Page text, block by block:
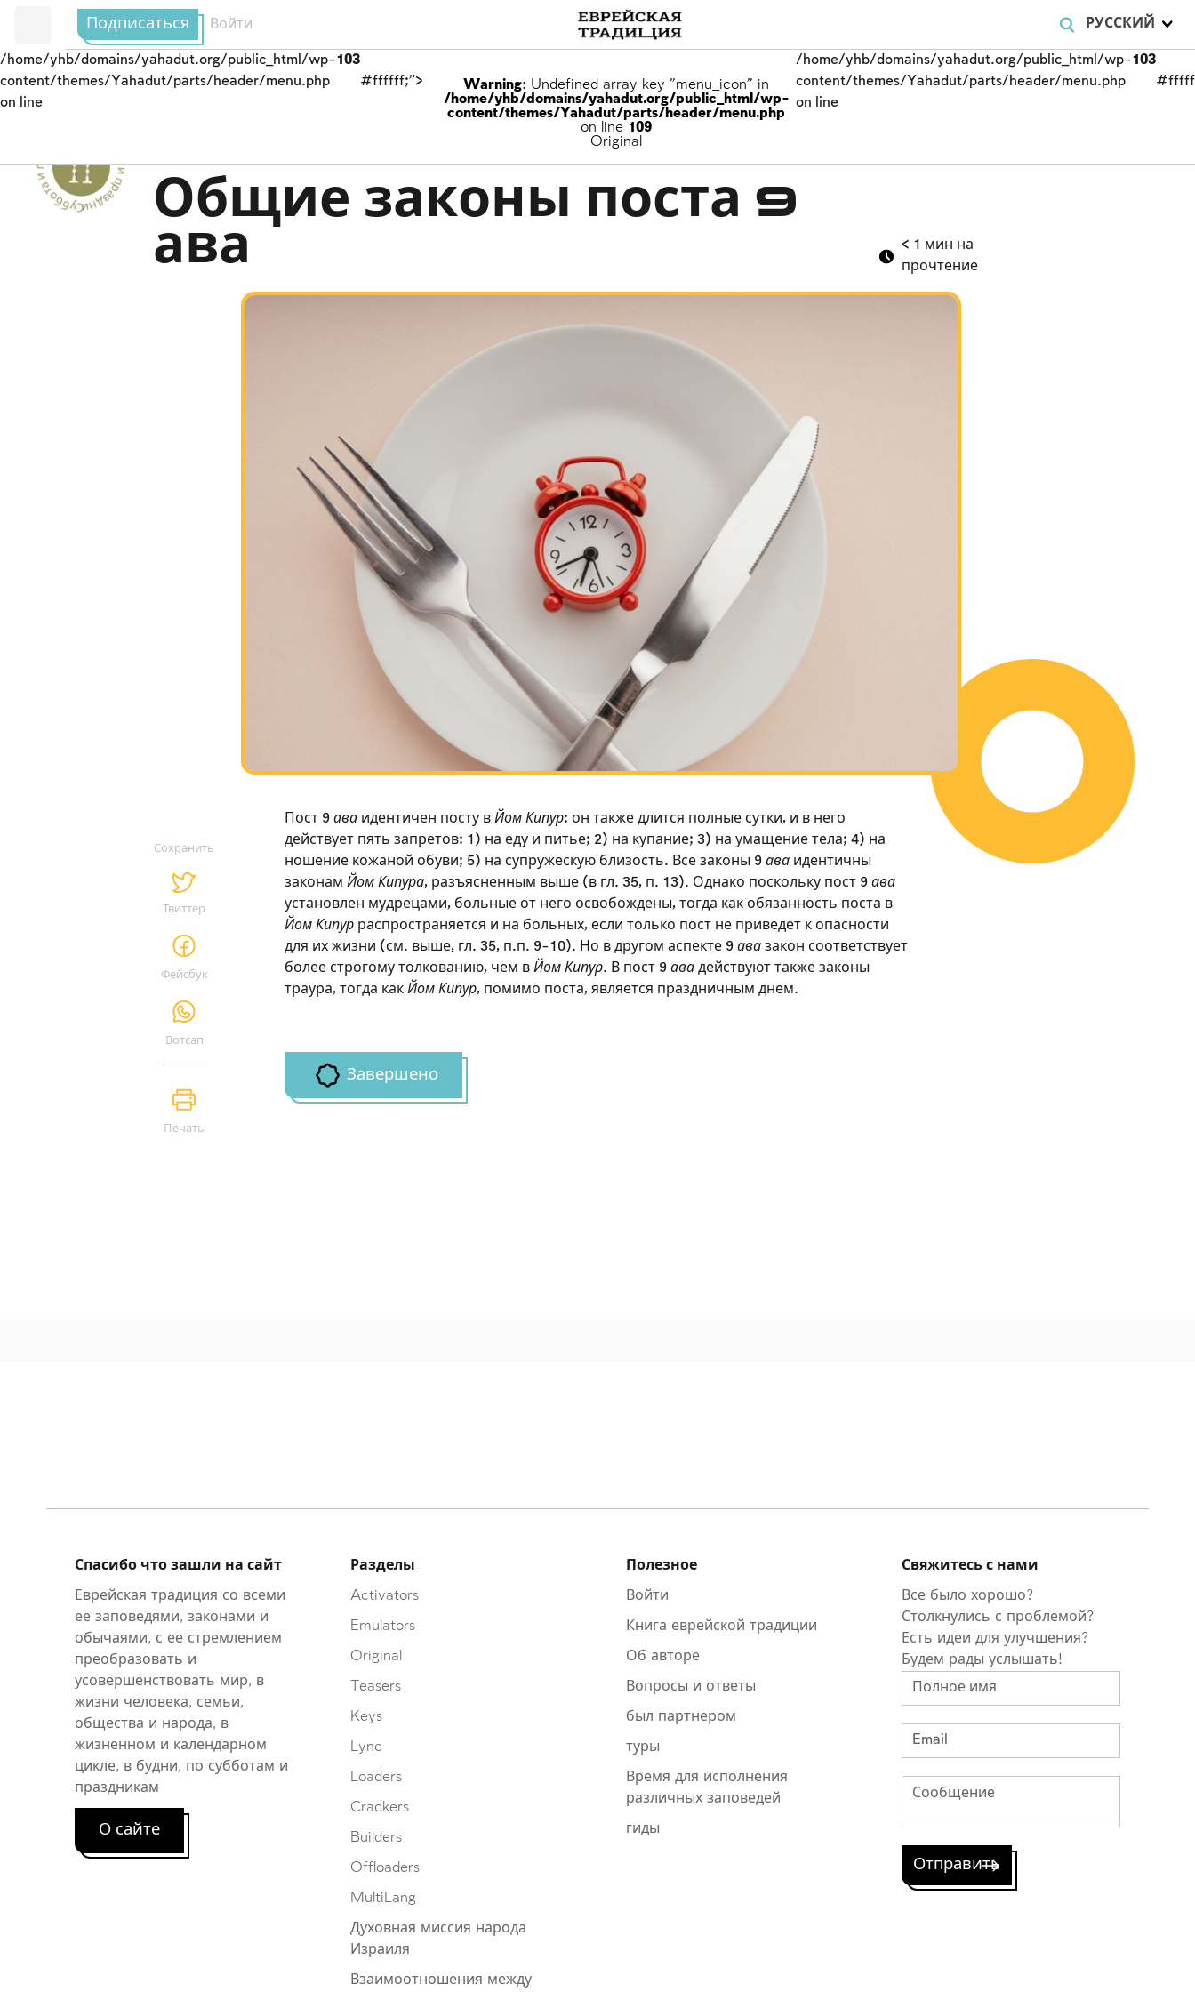
РУССКИЙ
Подписаться Войти
/home/yhb/domains/yahadut.org/public_html/wp-
content/themes/Yahadut/parts/header/menu.php
on line
103
#ffffff;">
Warning: Undefined array key "menu_icon" in
/home/yhb/domains/yahadut.org/public_html/wp-
content/themes/Yahadut/parts/header/menu.php
on line 109
Original
/home/yhb/domains/yahadut.org/public_html/wp-
content/themes/Yahadut/parts/header/menu.php
on line
103
Суббота и праздники - Суббота и праздники -- Общие законы поста 9
ава
< 1 мин на
прочтение
Сохранить
Твиттер
Фейсбук
Вотсап
Печать
Пост 9 аваидентичен посту в Йом Кипур: он также длится полные сутки, и в него
действует пять запретов: 1) на еду и питье; 2) на купание; 3) на умащение тела; 4) на
ношение кожаной обуви; 5) на супружескую близость. Все законы 9 аваидентичны
законам Йом Кипура, разъясненным выше (в гл. 35, п. 13). Однако поскольку пост 9 ава
установлен мудрецами, больные от него освобождены, тогда как обязанность поста в
Йом Кипурраспространяется и на больных, если только пост не приведет к опасности
для их жизни (см. выше, гл. 35, п.п. 9-10). Но в другом аспекте 9 авазакон соответствует
более строгому толкованию, чем в Йом Кипур. В пост 9 авадействуют также законы
траура, тогда как Йом Кипур, помимо поста, является праздничным днем.
ЗавершеноЗарегистрироваться на
сайте
Свяжитесь с нами
Все было хорошо?
Столкнулись с проблемой?
Есть идеи для улучшения?
Будем рады услышать!
Полезное
Войти
Книга еврейской традиции
Об авторе
Вопросы и ответы
был партнером
туры
Время для исполнения
различных заповедей
гиды
Разделы
Activators
Emulators
Original
Teasers
Keys
Lync
Loaders
Crackers
Builders
Offloaders
MultiLang
Духовная миссия народа
Израиля
Взаимоотношения между
Спасибо что зашли на сайт
Еврейская традиция со всеми
ее заповедями, законами и
обычаями, с ее стремлением
преобразовать и
усовершенствовать мир, в
жизни человека, семьи,
общества и народа, в
жизненном и календарном
цикле, в будни, по субботам и
праздникам
О сайте